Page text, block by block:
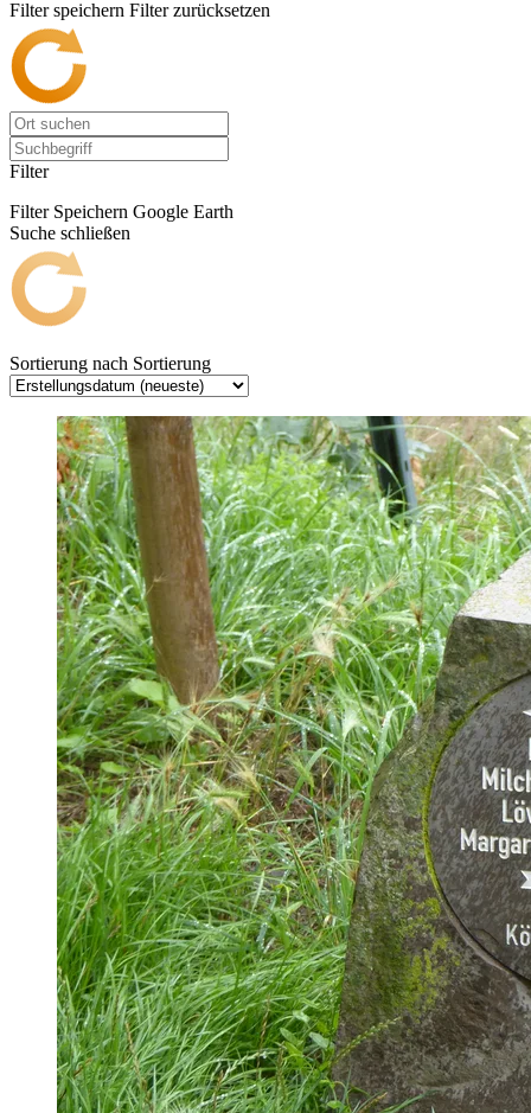
Filter speichern Filter zurücksetzen
Filter
Filter Speichern Google Earth
Suche schließen
Sortierung nach Sortierung